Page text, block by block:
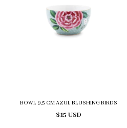
BOWL 9,5 CM AZUL BLUSHING BIRDS
$15 USD